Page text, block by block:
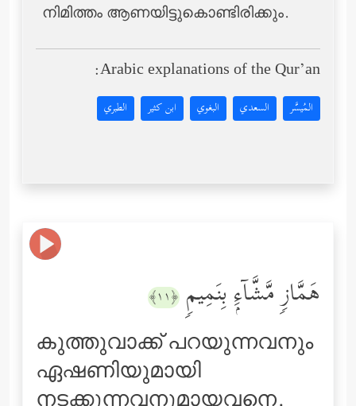
നിമിത്തം ആണയിട്ടുകൊണ്ടിരിക്കും.
Arabic explanations of the Qur’an:
المُيسَّر السعدي البغوي ابن كثير الطبري
هَمَّازࣲ مَّشَّاۤءِۭ بِنَمِیمࣲ ﴿١١﴾
കുത്തുവാക്ക് പറയുന്നവനും
ഏഷണിയുമായി